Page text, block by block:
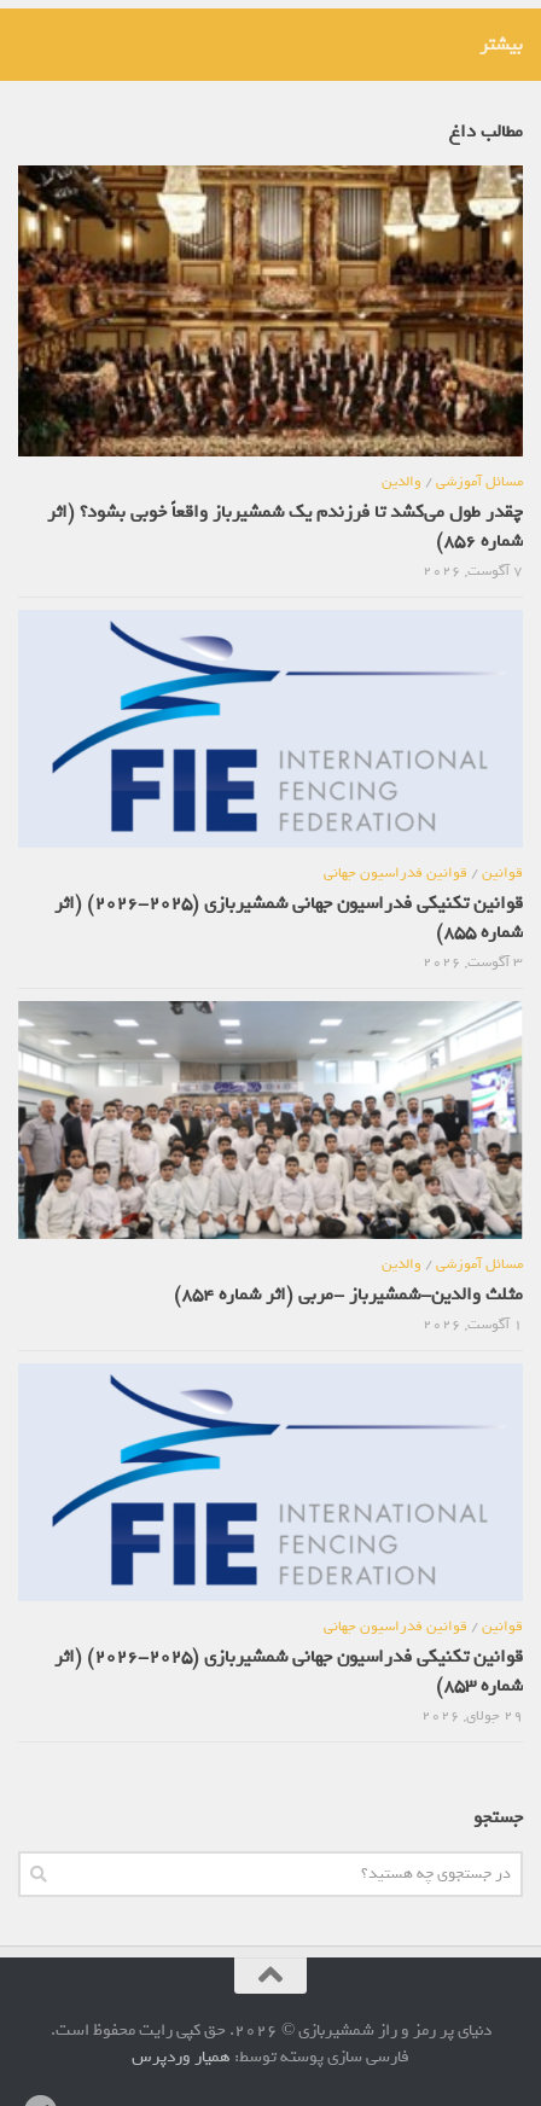
بیشتر
مطالب داغ
مسائل آموزشی/والدین
چقدر طول می‌کشد تا فرزندم یک شمشیرباز واقعاً خوبی بشود؟ (اثر
شماره 856)
قوانین/قوانین فدراسیون جهانی
قوانین تکنیکی فدراسیون جهانی شمشیربازی (2025-2026) (اثر
شماره 855)
مسائل آموزشی/والدین
مثلث والدین-شمشیرباز -مربی (اثر شماره 854)
قوانین/قوانین فدراسیون جهانی
قوانین تکنیکی فدراسیون جهانی شمشیربازی (2025-2026) (اثر
شماره 853)
جستجو
دنیای پر رمز و راز شمشیربازی © 2026. حق کپی رایت محفوظ است.
فارسی سازی پوسته توسط:همیار وردپرس